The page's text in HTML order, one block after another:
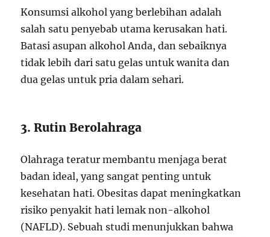
Konsumsi alkohol yang berlebihan adalah
salah satu penyebab utama kerusakan hati.
Batasi asupan alkohol Anda, dan sebaiknya
tidak lebih dari satu gelas untuk wanita dan
dua gelas untuk pria dalam sehari.
3. Rutin Berolahraga
Olahraga teratur membantu menjaga berat
badan ideal, yang sangat penting untuk
kesehatan hati. Obesitas dapat meningkatkan
risiko penyakit hati lemak non-alkohol
(NAFLD). Sebuah studi menunjukkan bahwa